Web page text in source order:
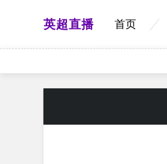
英超直播 首页